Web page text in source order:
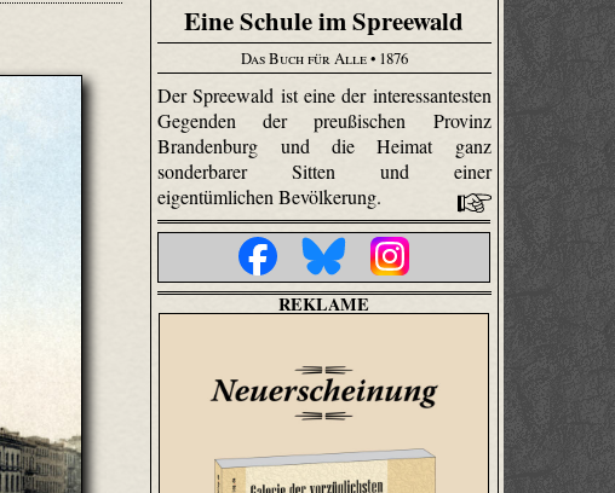
Eine Schule im Spreewald
Das Buch für Alle• 1876
Der Spreewald ist eine der interessantesten
Gegenden der preußischen Provinz
Brandenburg und die Heimat ganz
sonderbarer Sitten und einer
eigentümlichen Bevölkerung.
REKLAME